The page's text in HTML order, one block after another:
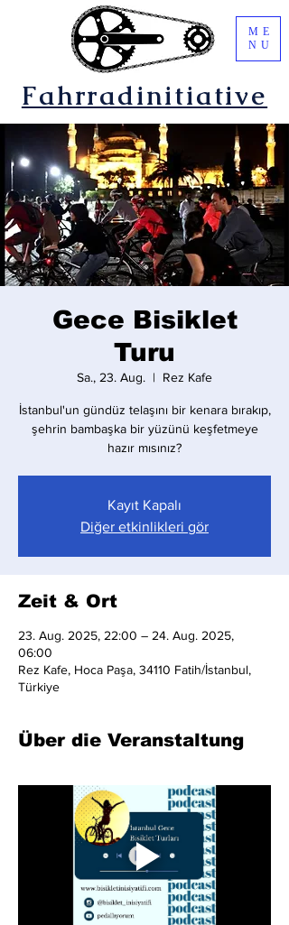
Fahrradinitiative
ME
NU
Gece Bisiklet
Turu
Sa., 23. Aug.
  |
Rez Kafe
İstanbul'un gündüz telaşını bir kenara bırakıp,
şehrin bambaşka bir yüzünü keşfetmeye
hazır mısınız?
Kayıt Kapalı
Diğer etkinlikleri gör
Zeit & Ort
23. Aug. 2025, 22:00 – 24. Aug. 2025,
06:00
Rez Kafe, Hoca Paşa, 34110 Fatih/İstanbul,
Türkiye
Über die Veranstaltung